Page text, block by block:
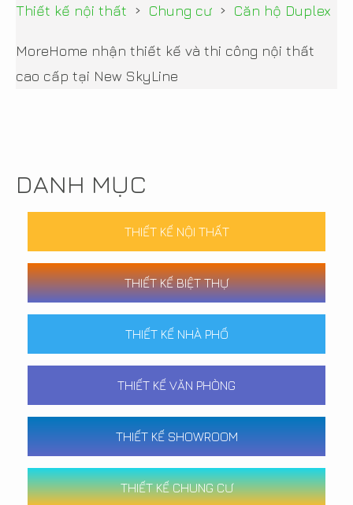
Thiết kế nội thất › Chung cư › Căn hộ Duplex
MoreHome nhận thiết kế và thi công nội thất
cao cấp tại New SkyLine
DANH MỤC
THIẾT KẾ NỘI THẤT
THIẾT KẾ BIỆT THỰ
THIẾT KẾ NHÀ PHỐ
THIẾT KẾ VĂN PHÒNG
THIẾT KẾ SHOWROOM
THIẾT KẾ CHUNG CƯ